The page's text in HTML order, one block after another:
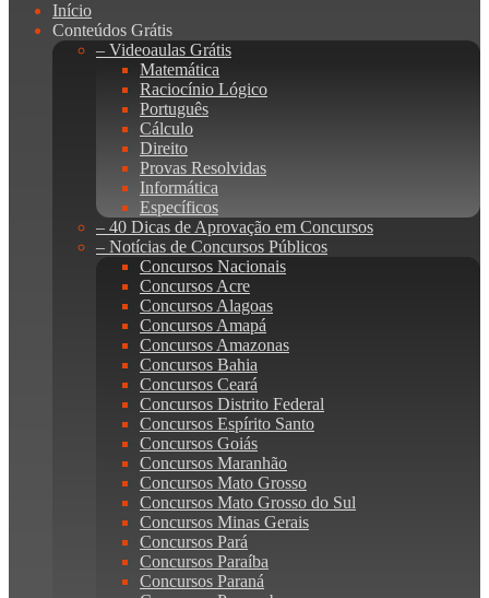
Início
Conteúdos Grátis
– Videoaulas Grátis
Matemática
Raciocínio Lógico
Português
Cálculo
Direito
Provas Resolvidas
Informática
Específicos
– 40 Dicas de Aprovação em Concursos
– Notícias de Concursos Públicos
Concursos Nacionais
Concursos Acre
Concursos Alagoas
Concursos Amapá
Concursos Amazonas
Concursos Bahia
Concursos Ceará
Concursos Distrito Federal
Concursos Espírito Santo
Concursos Goiás
Concursos Maranhão
Concursos Mato Grosso
Concursos Mato Grosso do Sul
Concursos Minas Gerais
Concursos Pará
Concursos Paraíba
Concursos Paraná